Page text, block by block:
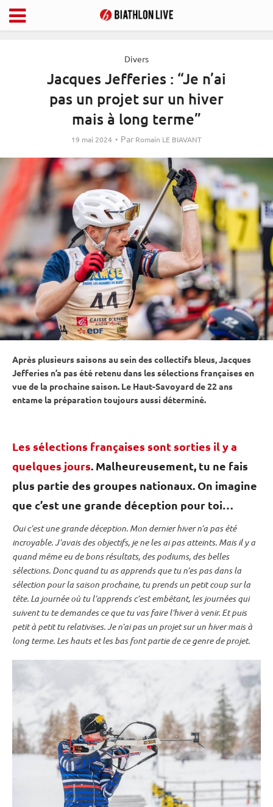
Divers
Jacques Jefferies : “Je n’ai
pas un projet sur un hiver
mais à long terme”
19 mai 2024 Par Romain LE BIAVANT
Après plusieurs saisons au sein des collectifs bleus, Jacques
Jefferies n’a pas été retenu dans les sélections françaises en
vue de la prochaine saison. Le Haut-Savoyard de 22 ans
entame la préparation toujours aussi déterminé.
Les sélections françaises sont sorties il y a
quelques jours. Malheureusement, tu ne fais
plus partie des groupes nationaux. On imagine
que c’est une grande déception pour toi…
Oui c’est une grande déception. Mon dernier hiver n’a pas été
incroyable. J’avais des objectifs, je ne les ai pas atteints. Mais il y a
quand même eu de bons résultats, des podiums, des belles
sélections. Donc quand tu as apprends que tu n’es pas dans la
sélection pour la saison prochaine, tu prends un petit coup sur la
tête. La journée où tu l’apprends c’est embêtant, les journées qui
suivent tu te demandes ce que tu vas faire l’hiver à venir. Et puis
petit à petit tu relativises. Je n’ai pas un projet sur un hiver mais à
long terme. Les hauts et les bas font partie de ce genre de projet.